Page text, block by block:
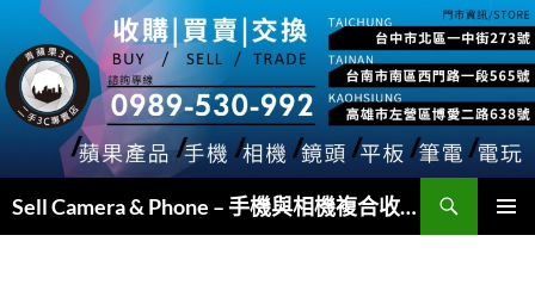
主
要
Sell Camera & Phone – 手機與相機複合收購
尋